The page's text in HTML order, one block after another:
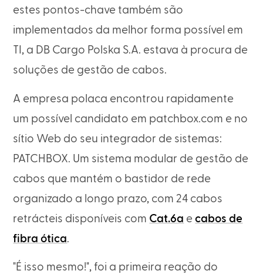
estes pontos-chave também são
implementados da melhor forma possível em
TI, a DB Cargo Polska S.A. estava à procura de
soluções de gestão de cabos.
A empresa polaca encontrou rapidamente
um possível candidato em patchbox.com e no
sítio Web do seu integrador de sistemas:
PATCHBOX. Um sistema modular de gestão de
cabos que mantém o bastidor de rede
organizado a longo prazo, com 24 cabos
retrácteis disponíveis com Cat.6a ecabos de
fibra ótica.
"É isso mesmo!", foi a primeira reação do